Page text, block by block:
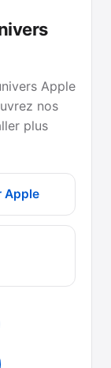
Apple
nos
plus
Apple